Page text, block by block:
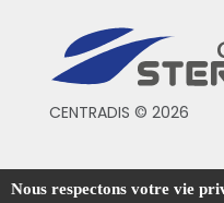
CENTRADIS © 2026
Conditions générales
Nous respectons votre vie